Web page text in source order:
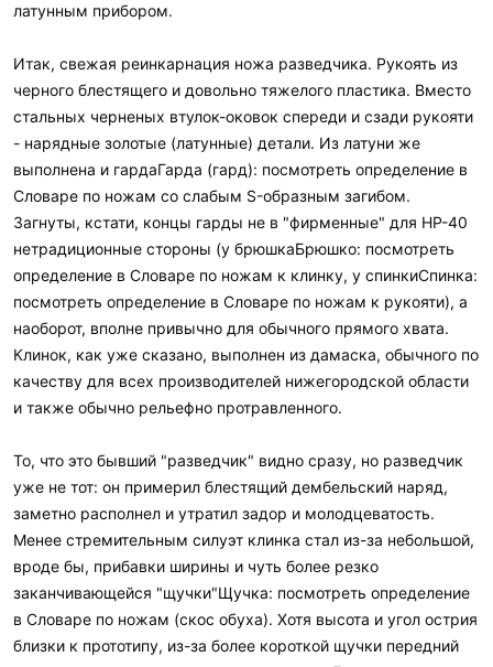
латунным прибором.
Итак, свежая реинкарнация ножа разведчика. Рукоять из
черного блестящего и довольно тяжелого пластика. Вместо
стальных черненых втулок-оковок спереди и сзади рукояти
- нарядные золотые (латунные) детали. Из латуни же
выполнена и гардаГарда (гард): посмотреть определение в
Словаре по ножам со слабым S-образным загибом.
Загнуты, кстати, концы гарды не в "фирменные" для НР-40
нетрадиционные стороны (у брюшкаБрюшко: посмотреть
определение в Словаре по ножам к клинку, у спинкиСпинка:
посмотреть определение в Словаре по ножам к рукояти), а
наоборот, вполне привычно для обычного прямого хвата.
Клинок, как уже сказано, выполнен из дамаска, обычного по
качеству для всех производителей нижегородской области
и также обычно рельефно протравленного.
То, что это бывший "разведчик" видно сразу, но разведчик
уже не тот: он примерил блестящий дембельский наряд,
заметно располнел и утратил задор и молодцеватость.
Менее стремительным силуэт клинка стал из-за небольшой,
вроде бы, прибавки ширины и чуть более резко
заканчивающейся "щучки"Щучка: посмотреть определение
в Словаре по ножам (скос обуха). Хотя высота и угол острия
близки к прототипу, из-за более короткой щучки передний